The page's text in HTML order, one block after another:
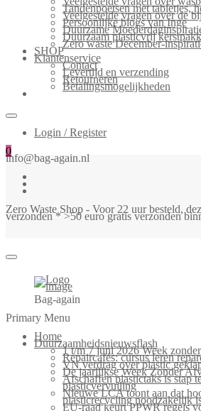
Tandenpoetsen met tabletjes,
Veelgestelde vragen over de
Persoonlijke blogs van Inge
Duurzame
Duurzaam plasticvrij
Zero waste December-
SHOP
Klantenservice
Contact
Levertijd en verzending
Retourneren
Betalingsmogelijkheden
Login / Register
0
info@bag-again.nl
Zero Waste Shop - Voor 22 uur besteld,
verzonden * >50 euro gratis verzonden
Bag-again
Primary Menu
Home
Duurzaamheidsnieuwsflash
1 t/m 7 juni 2026 Week
Repaircafés: cursus leren
VN verdrag over plastic
De jaarlijkse Week Zonder
Afschaffen plastictaks is stap
plasticvervuiling
Nieuwe LCA toont aan dat
plasticrecycling noodzakelijk
EU-raad keurt PPWR regels